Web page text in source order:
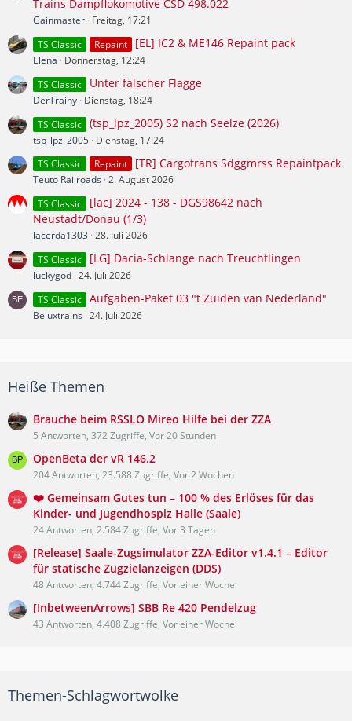
Trains Dampflokomotive CSD 498.022
Gainmaster Freitag, 17:21
TS Classic
Repaint [EL] IC2 & ME146 Repaint pack
Elena
Donnerstag, 12:24
TS Classic
Unter falscher Flagge
DerTrainy Dienstag, 18:24
TS Classic (tsp_lpz_2005) S2 nach Seelze (2026)
tsp_lpz_2005
Dienstag, 17:24
TS Classic
Repaint [TR] Cargotrans Sdggmrss Repaintpack
Teuto Railroads 2. August 2026
TS Classic
[lac] 2024 - 138 - DGS98642 nach
Neustadt/Donau (1/3)
lacerda1303 28. Juli 2026
TS Classic
[LG] Dacia-Schlange nach Treuchtlingen
luckygod 24. Juli 2026
TS Classic Aufgaben-Paket 03 "t Zuiden van Nederland"
Beluxtrains 24. Juli 2026
Heiße Themen
Brauche beim RSSLO Mireo Hilfe bei der ZZA
5 Antworten, 372 Zugriffe, Vor 20 Stunden
OpenBeta der vR 146.2
204 Antworten, 23.588 Zugriffe, Vor 2 Wochen
❤️ Gemeinsam Gutes tun – 100 % des Erlöses für das
Kinder- und Jugendhospiz Halle (Saale)
24 Antworten, 2.584 Zugriffe, Vor 3 Tagen
[Release] Saale-Zugsimulator ZZA-Editor v1.4.1 – Editor
für statische Zugzielanzeigen (DDS)
48 Antworten, 4.744 Zugriffe, Vor einer Woche
[InbetweenArrows] SBB Re 420 Pendelzug
43 Antworten, 4.408 Zugriffe, Vor einer Woche
Themen-Schlagwortwolke